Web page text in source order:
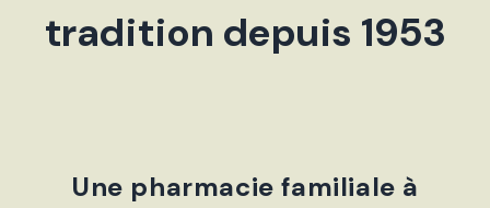
tradition depuis 1953
Une pharmacie familiale à